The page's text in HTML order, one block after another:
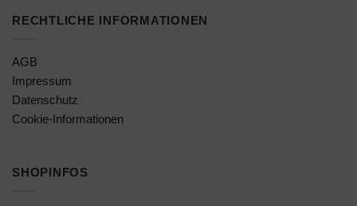
RECHTLICHE INFORMATIONEN
AGB
Impressum
Datenschutz
Cookie-Informationen
SHOPINFOS